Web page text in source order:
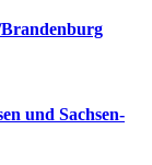
und Sachsen-